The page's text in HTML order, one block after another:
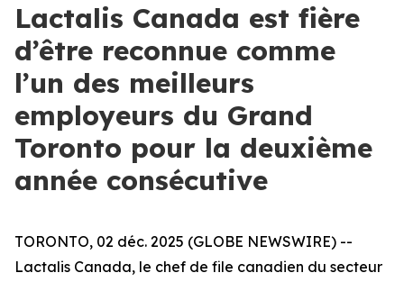
Lactalis Canada est fière
d’être reconnue comme
l’un des meilleurs
employeurs du Grand
Toronto pour la deuxième
année consécutive
TORONTO, 02 déc. 2025 (GLOBE NEWSWIRE) --
Lactalis Canada, le chef de file canadien du secteur